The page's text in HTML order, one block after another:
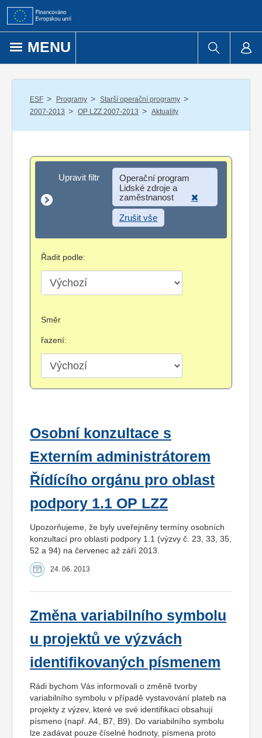
Přejít k obsahu
MENU
ESF / Programy / Starší operační programy /
2007-2013 / OP LZZ 2007-2013 / Aktuality
Upravit filtr
Upravit filtr
Operační program
Lidské zdroje a
zaměstnanost
Zrušit vše
Řadit podle:
Směr
řazení:
Osobní konzultace s
Externím administrátorem
Řídícího orgánu pro oblast
podpory 1.1 OP LZZ
Upozorňujeme, že byly uveřejněny termíny osobních
konzultací pro oblasti podpory 1.1 (výzvy č. 23, 33, 35,
52 a 94) na červenec až září 2013.
24. 06. 2013
Změna variabilního symbolu
u projektů ve výzvách
identifikovaných písmenem
Rádi bychom Vás informovali o změně tvorby
variabilního symbolu v případě vystavování plateb na
projekty z výzev, které ve své identifikaci obsahují
písmeno (např. A4, B7, B9). Do variabilního symbolu
lze zadávat pouze číselné hodnoty, písmena proto